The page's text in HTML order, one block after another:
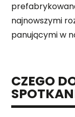
DACHY
SPECJALISTA/
EKIPY DO
OPERATOR
KONTAKT
najnowszymi
panującymi w
CZEGO